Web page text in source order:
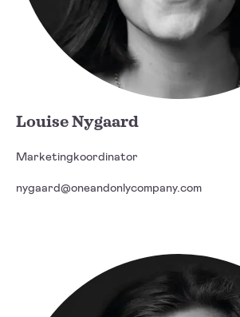
Louise Nygaard
Marketingkoordinator
nygaard@oneandonlycompany.com